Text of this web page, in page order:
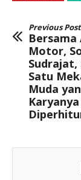
Previous Post
Bersama
Motor,
Sudrajat,
Satu
Muda